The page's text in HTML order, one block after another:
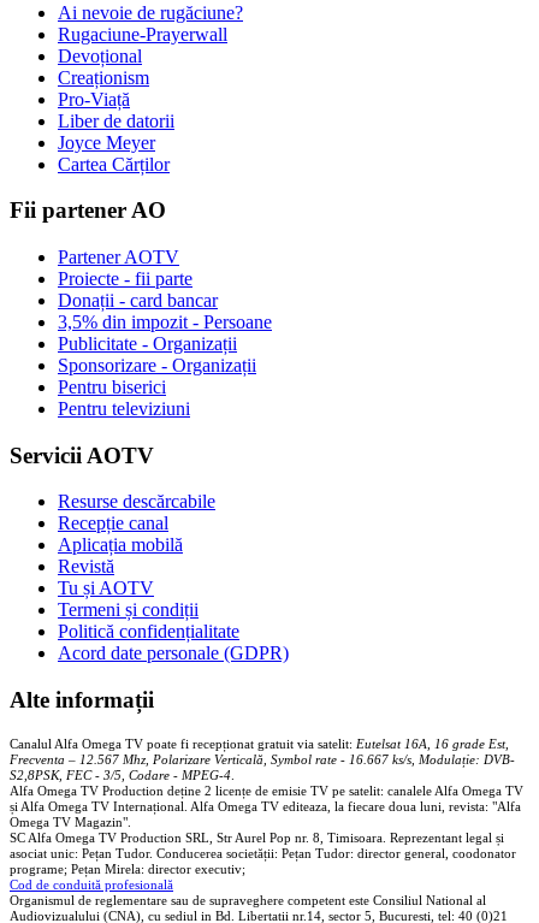
Ai nevoie de rugăciune?
Rugaciune-Prayerwall
Devoțional
Creaționism
Pro-Viață
Liber de datorii
Joyce Meyer
Cartea Cărților
Fii partener AO
Partener AOTV
Proiecte - fii parte
Donații - card bancar
3,5% din impozit - Persoane
Publicitate - Organizații
Sponsorizare - Organizații
Pentru biserici
Pentru televiziuni
Servicii AOTV
Resurse descărcabile
Recepție canal
Aplicația mobilă
Revistă
Tu și AOTV
Termeni și condiții
Politică confidențialitate
Acord date personale (GDPR)
Alte informații
Canalul Alfa Omega TV poate fi recepționat gratuit via satelit: Eutelsat 16A, 16 grade Est,
Frecventa – 12.567 Mhz, Polarizare Verticală, Symbol rate - 16.667 ks/s, Modulație: DVB-
S2,8PSK, FEC - 3/5, Codare - MPEG-4
Alfa Omega TV Production deține 2 licențe de emisie TV pe satelit: canalele Alfa Omega TV
și Alfa Omega TV Internațional. Alfa Omega TV editeaza, la fiecare doua luni, revista: "Alfa
Omega TV Magazin".
SC Alfa Omega TV Production SRL, Str Aurel Pop nr. 8, Timisoara. Reprezentant legal și
asociat unic: Pețan Tudor. Conducerea societății: Pețan Tudor: director general, coodonator
programe; Pețan Mirela: director executiv;
Cod de conduită profesională
Organismul de reglementare sau de supraveghere competent este Consiliul National al
Audiovizualului (CNA), cu sediul in Bd. Libertatii nr.14, sector 5, Bucuresti, tel: 40 (0)21